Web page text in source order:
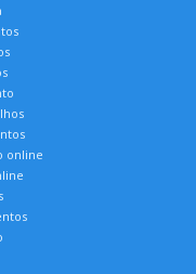
online